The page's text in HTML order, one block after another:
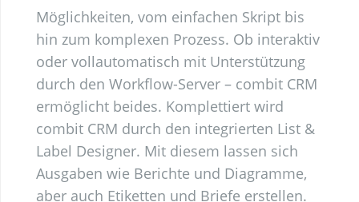
Möglichkeiten, vom einfachen Skript bis
hin zum komplexen Prozess. Ob interaktiv
oder vollautomatisch mit Unterstützung
durch den Workflow-Server – combit CRM
ermöglicht beides. Komplettiert wird
combit CRM durch den integrierten List &
Label Designer. Mit diesem lassen sich
Ausgaben wie Berichte und Diagramme,
aber auch Etiketten und Briefe erstellen.